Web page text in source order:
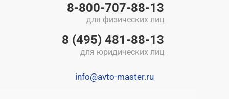
8-800-707-88-13
для физических лиц
8 (495) 481-88-13
для юридических лиц
info@avto-master.ru